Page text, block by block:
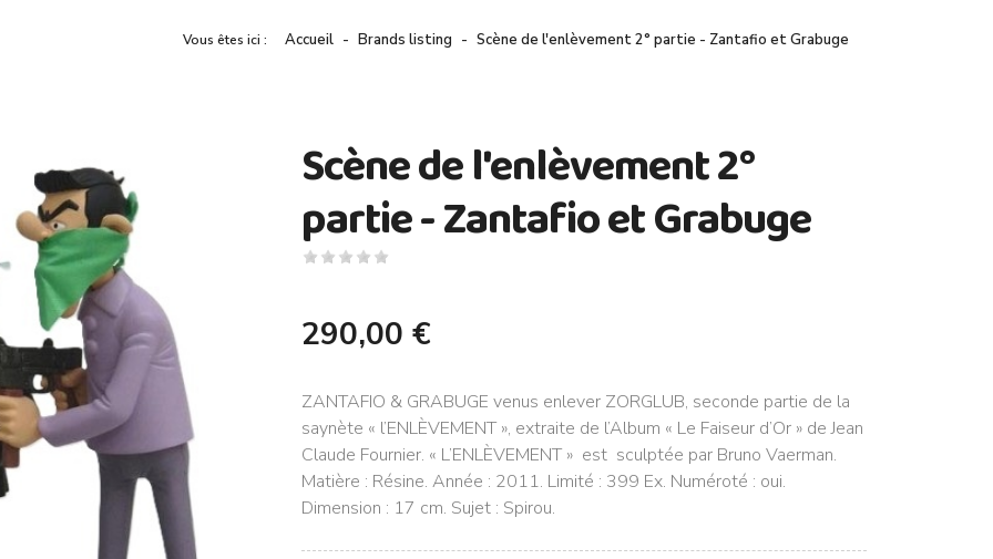
Vous êtes ici : Accueil Brands listing Scène de l'enlèvement 2° partie - Zantafio et Grabuge
Scène de l'enlèvement 2°
partie - Zantafio et Grabuge
290,00 €
ZANTAFIO & GRABUGE venus enlever ZORGLUB, seconde partie de la
saynète « l’ENLÈVEMENT », extraite de l’Album « Le Faiseur d’Or » de Jean
Claude Fournier. « L’ENLÈVEMENT » est sculptée par Bruno Vaerman.
Matière : Résine. Année : 2011. Limité : 399 Ex. Numéroté : oui.
Dimension : 17 cm. Sujet : Spirou.